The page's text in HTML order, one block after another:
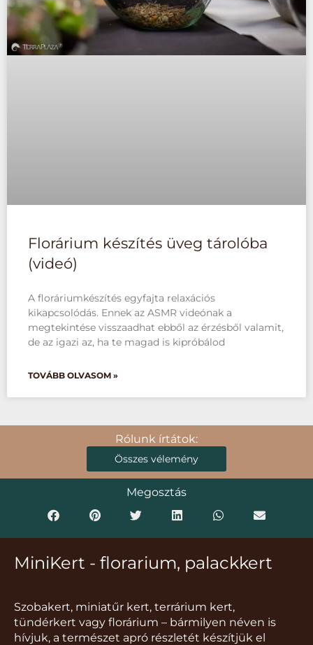
Florárium készítés üveg tárolóba
(videó)
A floráriumkészítés egyfajta relaxációs
kikapcsolódás. Ennek az ASMR videónak a
megtekintése visszaadhat ebből az érzésből valamit,
de az igazi az, ha te magad is kipróbálod
TOVÁBB OLVASOM »
Rólunk írtátok:
Összes vélemény
Megosztás
MiniKert - florarium, palackkert
Szobakert, miniatűr kert, terrárium kert,
tündérkert vagy florárium – bármilyen néven is
hívjuk, a természet apró részletét készítjük el